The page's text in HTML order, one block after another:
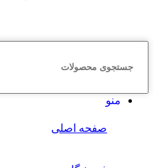
منو
صفحه اصلی